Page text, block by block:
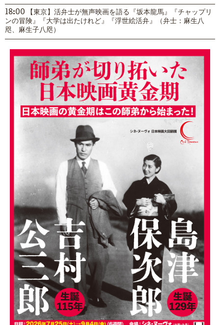
18:00 【東京】活弁士が無声映画を語る『坂本龍馬』『チャップリ
ンの冒険』『大学は出たけれど』『浮世絵活弁』（弁士：麻生八
咫、麻生子八咫）